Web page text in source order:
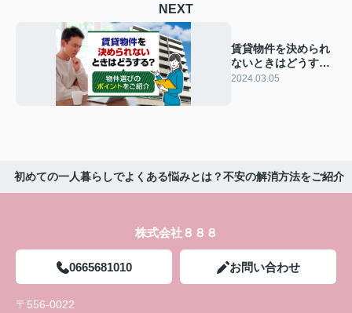
NEXT
賃貸物件を決められ
ないときはどうす
る？物件選びのポイ
2024.03.05
初めての一人暮らしでよくある悩みとは？不安の解消方法をご紹介
株式会社８８８
0665681010 お問い合わせ
〒556-0022